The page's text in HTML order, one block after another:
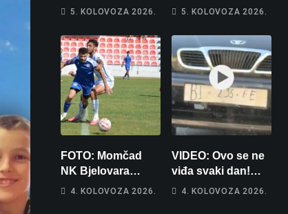
NATO-a: Evo kamo
vojnika i 6
vojnikinja
5. KOLOVOZA 2026.
piše kći pa ostala
5. KOLOVOZA 2026.
FOTO: Momčad
NK Bjelovara
poprima jesenski
4. KOLOVOZA 2026.
VIDEO: Ovo se ne
viđa svaki dan!
Netko je na auto
4. KOLOVOZA 2026.